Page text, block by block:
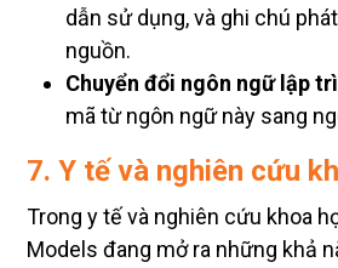
dẫn sử dụng, và ghi chú
nguồn.
Chuyển đổi ngôn ngữ lập
mã từ ngôn ngữ này sang
7. Y tế và nghiên cứu
Trong y tế và nghiên cứu khoa
Models đang mở ra những khả